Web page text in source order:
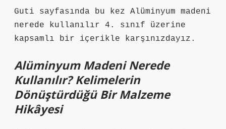
Guti sayfasında bu kez Alüminyum madeni
nerede kullanılır 4. sınıf üzerine
kapsamlı bir içerikle karşınızdayız.
Alüminyum Madeni Nerede
Kullanılır? Kelimelerin
Dönüştürdüğü Bir Malzeme
Hikâyesi